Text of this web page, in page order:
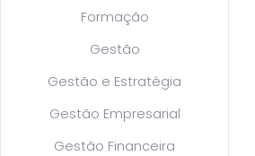
Formação
Gestão
Gestão e Estratégia
Gestão Empresarial
Gestão Financeira